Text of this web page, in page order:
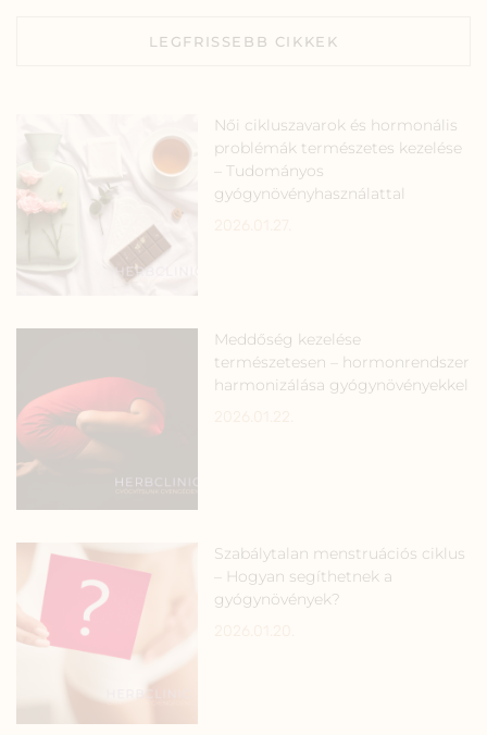
LEGFRISSEBB CIKKEK
Női cikluszavarok és hormonális
problémák természetes kezelése
– Tudományos
gyógynövényhasználattal
Meddőség kezelése
természetesen – hormonrendszer
harmonizálása gyógynövényekkel
Szabálytalan menstruációs ciklus
– Hogyan segíthetnek a
gyógynövények?